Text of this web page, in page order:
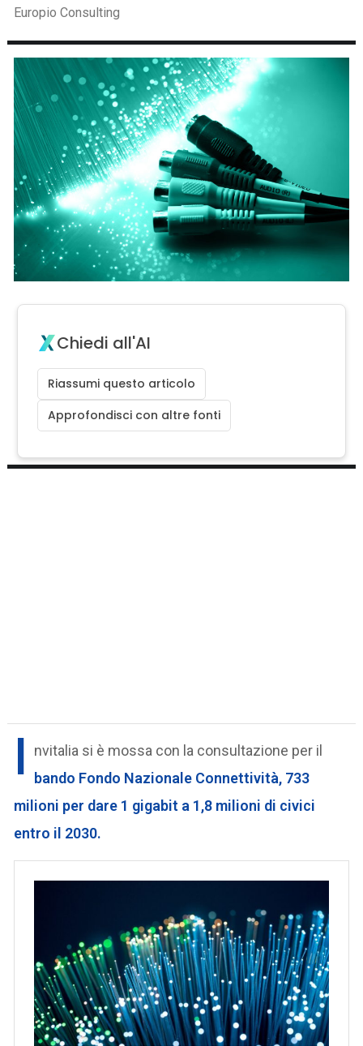
Europio Consulting
Chiedi all'AI
Riassumi questo articolo
Approfondisci con altre fonti
I
nvitalia si è mossa con la consultazione per il
bando Fondo Nazionale Connettività, 733
milioni per dare 1 gigabit a 1,8 milioni di civici
entro il 2030.